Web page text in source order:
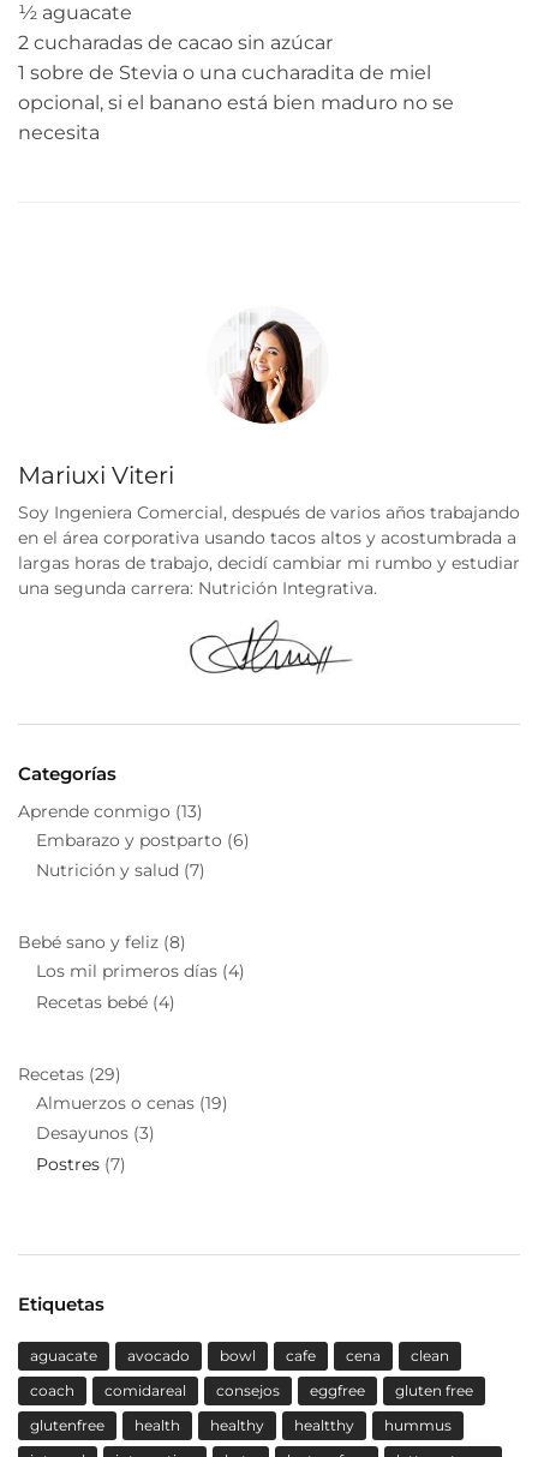
½ aguacate
2 cucharadas de cacao sin azúcar
1 sobre de Stevia o una cucharadita de miel
opcional, si el banano está bien maduro no se
necesita
Mariuxi Viteri
Soy Ingeniera Comercial, después de varios años trabajando
en el área corporativa usando tacos altos y acostumbrada a
largas horas de trabajo, decidí cambiar mi rumbo y estudiar
una segunda carrera: Nutrición Integrativa.
Categorías
Aprende conmigo (13)
Embarazo y postparto (6)
Nutrición y salud (7)
Bebé sano y feliz (8)
Los mil primeros días (4)
Recetas bebé (4)
Recetas (29)
Almuerzos o cenas (19)
Desayunos (3)
Postres (7)
Etiquetas
aguacate avocado bowl cafe cena
clean
coach
comidareal consejos eggfree
gluten free
glutenfree
health healthy healtthy
hummus